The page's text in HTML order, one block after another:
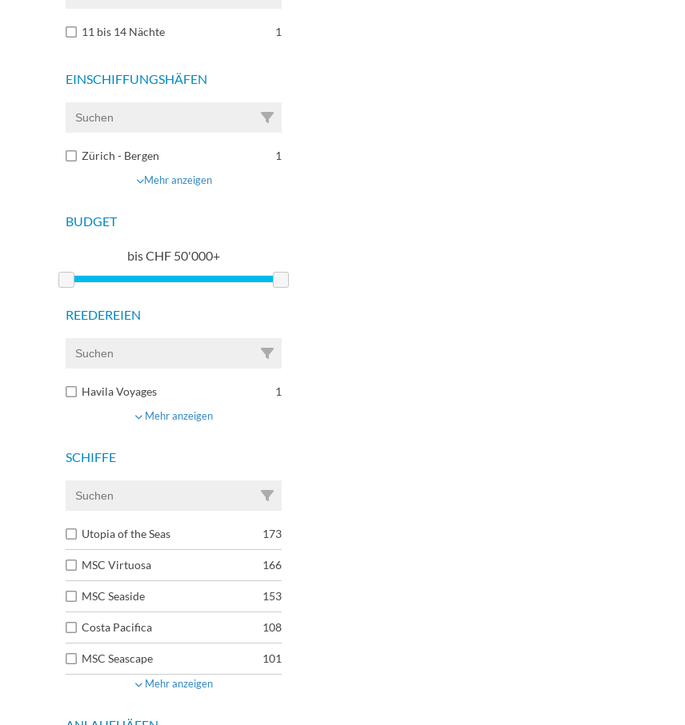
11 bis 14 Nächte 1
EINSCHIFFUNGSHÄFEN
Zürich - Bergen 1
Mehr anzeigen
BUDGET
bisCHF 50'000+
REEDEREIEN
Havila Voyages 1
Mehr anzeigen
SCHIFFE
Utopia of the Seas 173
MSC Virtuosa 166
MSC Seaside 153
Costa Pacifica 108
MSC Seascape 101
Mehr anzeigen